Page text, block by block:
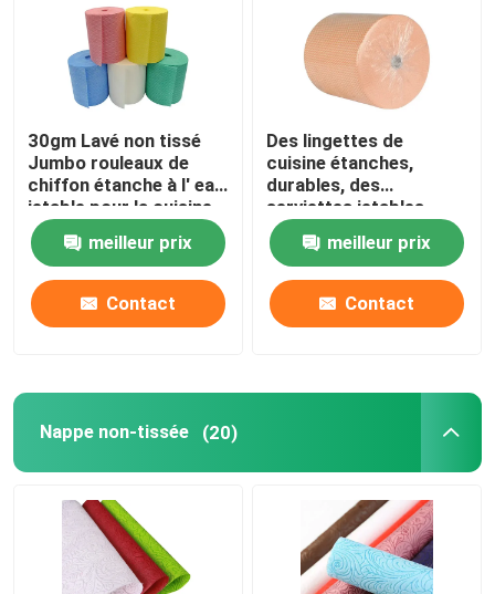
30gm Lavé non tissé
Jumbo rouleaux de
chiffon étanche à l' eau
jetable pour la cuisine
meilleur prix
Contact
Des lingettes de
cuisine étanches,
durables, des
serviettes jetables.
meilleur prix
Contact
Nappe non-tissée (20)